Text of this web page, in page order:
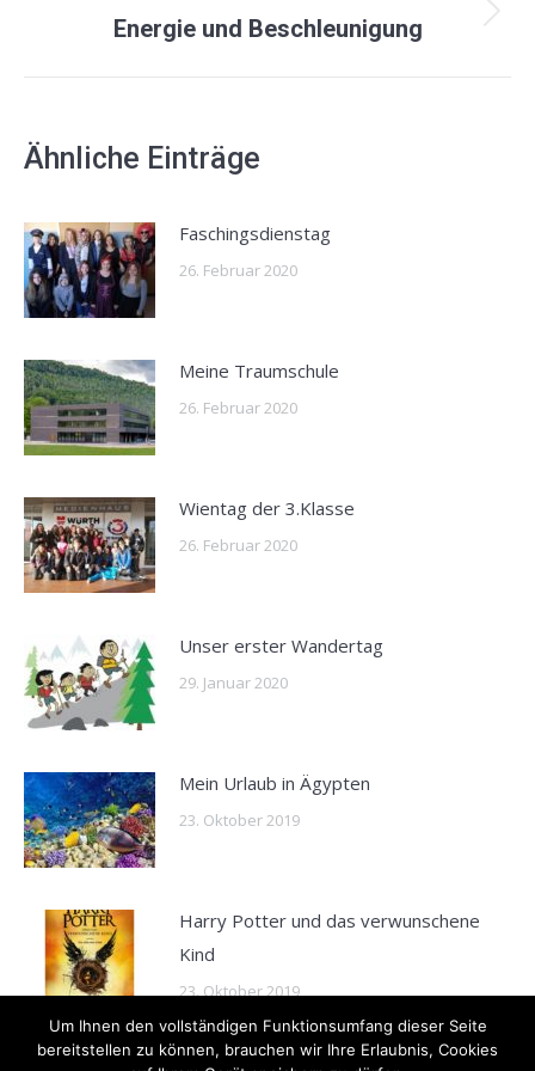
Nächster
Energie und Beschleunigung
Ähnliche Einträge
Faschingsdienstag
26. Februar 2020
Meine Traumschule
26. Februar 2020
Wientag der 3.Klasse
26. Februar 2020
Unser erster Wandertag
29. Januar 2020
Mein Urlaub in Ägypten
23. Oktober 2019
Harry Potter und das verwunschene
Kind
23. Oktober 2019
Um Ihnen den vollständigen Funktionsumfang dieser Seite
bereitstellen zu können, brauchen wir Ihre Erlaubnis, Cookies